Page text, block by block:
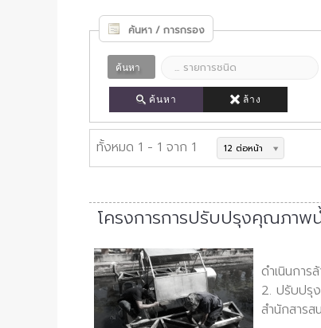
ค้นหา / การกรอง
ค้นหา
ค้นหา ล้าง
ทั้งหมด 1 - 1 จาก 1 12 ต่อหน้า
โครงการการปรับปรุงคุณภา
ดำเนินกา
2. ปรับปรุ
สำนักสารส